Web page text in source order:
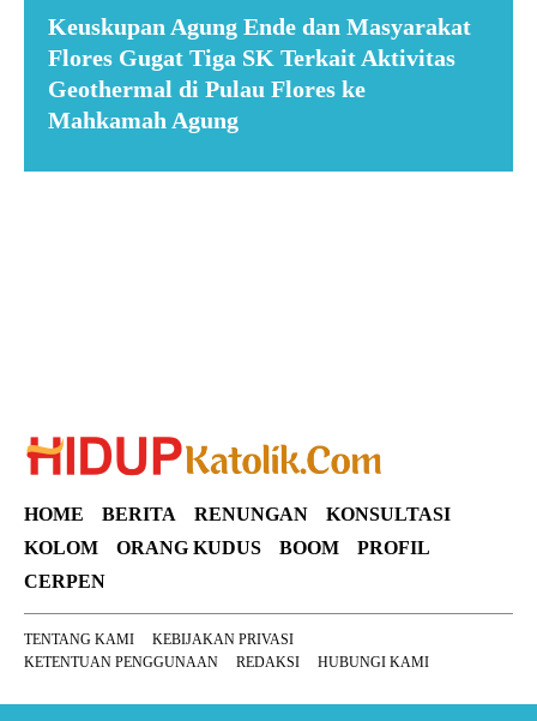
Keuskupan Agung Ende dan Masyarakat
Flores Gugat Tiga SK Terkait Aktivitas
Geothermal di Pulau Flores ke
Mahkamah Agung
HOME BERITA RENUNGAN
KONSULTASI
KOLOM
ORANG KUDUS BOOM
PROFIL
CERPEN
TENTANG KAMI
KEBIJAKAN PRIVASI
KETENTUAN PENGGUNAAN
REDAKSI HUBUNGI KAMI